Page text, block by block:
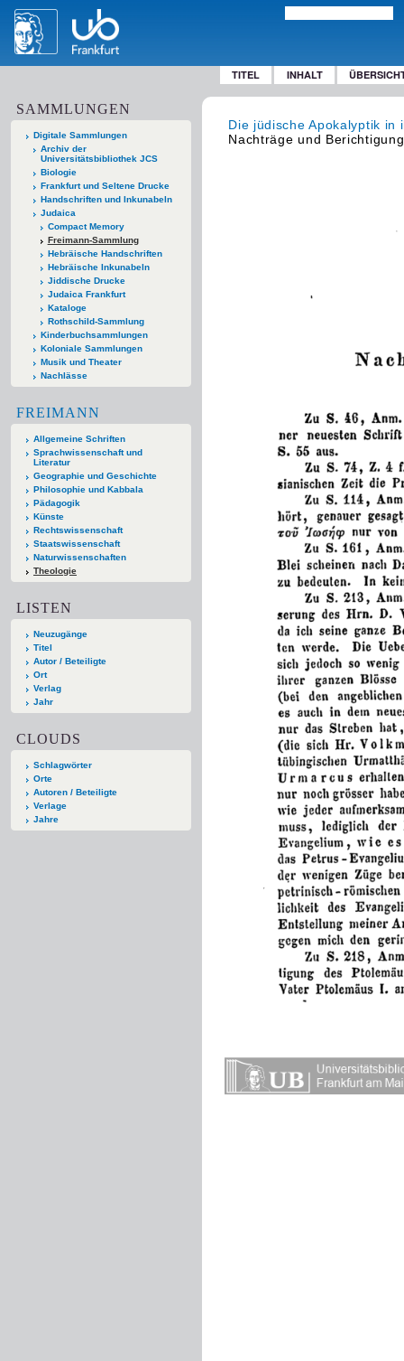
TITEL INHALT
SAMMLUNGEN
Digitale Sammlungen
Archiv der
Universitätsbibliothek JCS
Biologie
Frankfurt und Seltene Drucke
Handschriften und Inkunabeln
Judaica
Compact Memory
Freimann-Sammlung
Hebräische Handschriften
Hebräische Inkunabeln
Jiddische Drucke
Judaica Frankfurt
Kataloge
Rothschild-Sammlung
Kinderbuchsammlungen
Koloniale Sammlungen
Musik und Theater
Nachlässe
FREIMANN
Allgemeine Schriften
Sprachwissenschaft und
Literatur
Geographie und Geschichte
Philosophie und Kabbala
Pädagogik
Künste
Rechtswissenschaft
Staatswissenschaft
Naturwissenschaften
Theologie
LISTEN
Neuzugänge
Titel
Autor / Beteiligte
Ort
Verlag
Jahr
CLOUDS
Schlagwörter
Orte
Autoren / Beteiligte
Verlage
Jahre
Die jüdische Apokalyptik in
Nachträge und